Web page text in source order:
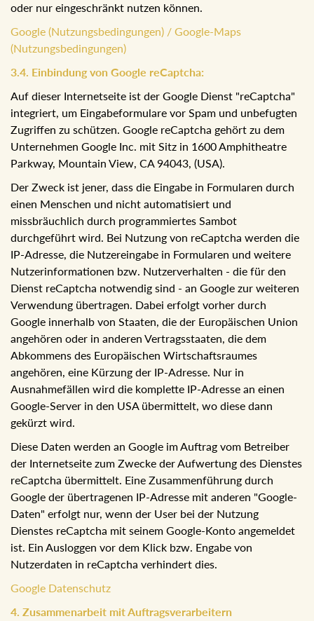
oder nur eingeschränkt nutzen können.
Google (Nutzungsbedingungen) / Google-Maps
(Nutzungsbedingungen)
3.4. Einbindung von Google reCaptcha:
Auf dieser Internetseite ist der Google Dienst "reCaptcha"
integriert, um Eingabeformulare vor Spam und unbefugten
Zugriffen zu schützen. Google reCaptcha gehört zu dem
Unternehmen Google Inc. mit Sitz in 1600 Amphitheatre
Parkway, Mountain View, CA 94043, (USA).
Der Zweck ist jener, dass die Eingabe in Formularen durch
einen Menschen und nicht automatisiert und
missbräuchlich durch programmiertes Sambot
durchgeführt wird. Bei Nutzung von reCaptcha werden die
IP-Adresse, die Nutzereingabe in Formularen und weitere
Nutzerinformationen bzw. Nutzerverhalten - die für den
Dienst reCaptcha notwendig sind - an Google zur weiteren
Verwendung übertragen. Dabei erfolgt vorher durch
Google innerhalb von Staaten, die der Europäischen Union
angehören oder in anderen Vertragsstaaten, die dem
Abkommens des Europäischen Wirtschaftsraumes
angehören, eine Kürzung der IP-Adresse. Nur in
Ausnahmefällen wird die komplette IP-Adresse an einen
Google-Server in den USA übermittelt, wo diese dann
gekürzt wird.
Diese Daten werden an Google im Auftrag vom Betreiber
der Internetseite zum Zwecke der Aufwertung des Dienstes
reCaptcha übermittelt. Eine Zusammenführung durch
Google der übertragenen IP-Adresse mit anderen "Google-
Daten" erfolgt nur, wenn der User bei der Nutzung
Dienstes reCaptcha mit seinem Google-Konto angemeldet
ist. Ein Ausloggen vor dem Klick bzw. Engabe von
Nutzerdaten in reCaptcha verhindert dies.
Google Datenschutz
4. Zusammenarbeit mit Auftragsverarbeitern